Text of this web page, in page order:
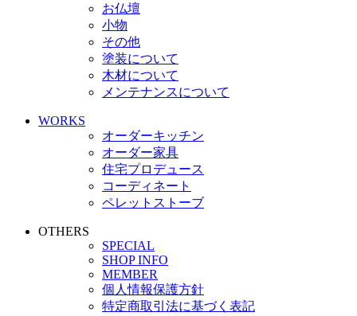
お仏壇
小物
その他
塗装について
木材について
メンテナンスについて
WORKS
オーダーキッチン
オーダー家具
住宅プロデュース
コーディネート
ペレットストーブ
OTHERS
SPECIAL
SHOP INFO
MEMBER
個人情報保護方針
特定商取引法に基づく表記